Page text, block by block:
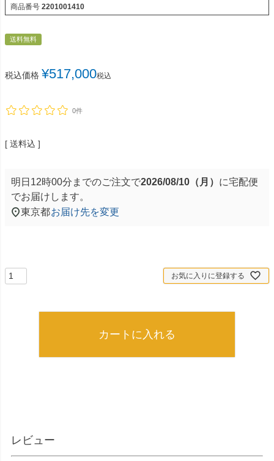
商品番号 2201001410
送料無料
税込価格 ¥517,000税込
0件
送料込
明日 12時00分 までのご注文で2026/08/10（月） に宅配便
でお届けします。
東京都お届け先を変更
お気に入りに登録する
カートに入れる
レビュー